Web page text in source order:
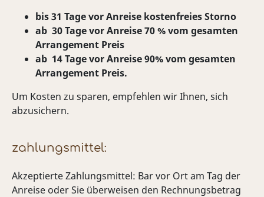
bis 31 Tage vor Anreise kostenfreies Storno
ab 30 Tage vor Anreise 70 % vom gesamten
Arrangement Preis
ab 14 Tage vor Anreise 90% vom gesamten
Arrangement Preis.
Um Kosten zu sparen, empfehlen wir Ihnen, sich
abzusichern.
zahlungsmittel:
Akzeptierte Zahlungsmittel: Bar vor Ort am Tag der
Anreise oder Sie überweisen den Rechnungsbetrag